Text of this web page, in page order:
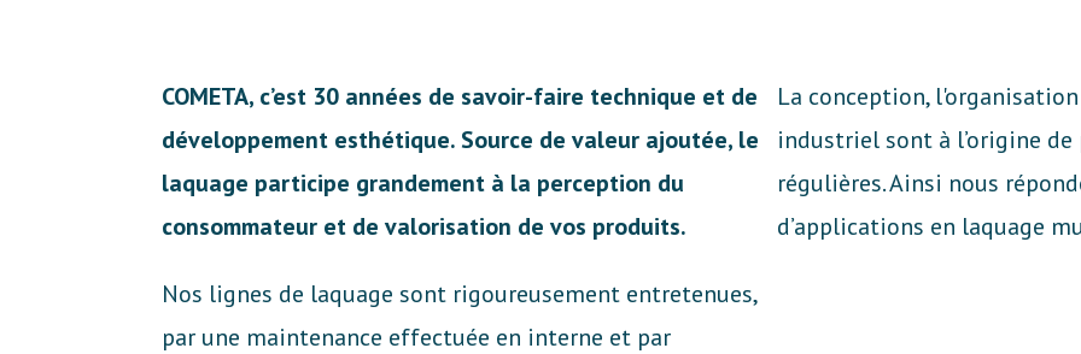
COMETA, c’est 30 années de savoir-faire technique et de
développement esthétique. Source de valeur ajoutée, le
laquage participe grandement à la perception du
consommateur et de valorisation de vos produits.
Nos lignes de laquage sont rigoureusement entretenues,
par une maintenance effectuée en interne et par
La conception,
industriel sont à l’origine
régulières. Ainsi nous
d’applications en laquage